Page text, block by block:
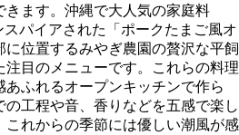
きます。沖縄で大人気の家庭料
パイアされた「ポークたまご風オ
に位置するみやぎ農園の贅沢な平飼
目のメニューです。これらの料理
ふれるオープンキッチンで作ら
工程や音、香りなどを五感で楽し
れからの季節には優しい潮風が感